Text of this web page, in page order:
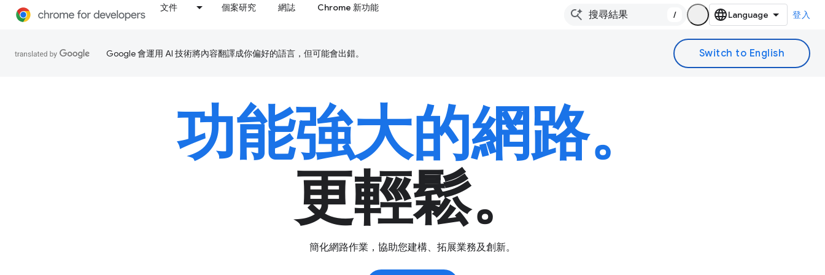
文件 個案研究 網誌 Chrome 新功能
/ 登入
Google 會運用 AI 技術將內容翻譯成你偏好的語言，但可能會出錯。
功能強大的網路。
更輕鬆。
簡化網路作業，協助您建構、拓展業務及創新。